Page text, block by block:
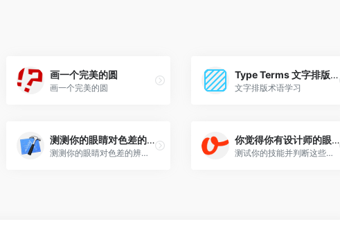
画一个完美的圆
画一个完美的圆
Type Terms 文字排版术语学习
文字排版术语学习
测测你的眼睛对色差的辨识度
测测你的眼睛对色差的辨识度，找出所有色块里颜色不同的一个
你觉得你有设计师的眼光吗？
测试你的技能并判断这些点是否真的在形状的中间。